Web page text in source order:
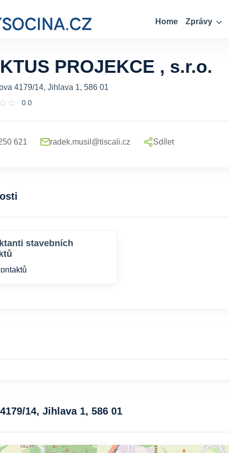
Home Zprávy
PROJEKCE , s.r.o.
4179/14, Jihlava 1, 586 01
0.0
621 radek.musil@tiscali.cz Sdílet
stavebních
14, Jihlava 1, 586 01